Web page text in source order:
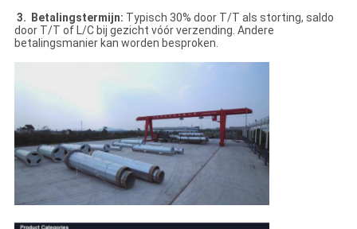
3. Betalingstermijn: Typisch 30% door T/T als storting, saldo
door T/T of L/C bij gezicht vóór verzending. Andere
betalingsmanier kan worden besproken.